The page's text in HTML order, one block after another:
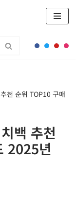
천 순위 TOP10 구매
백 추천
2025년